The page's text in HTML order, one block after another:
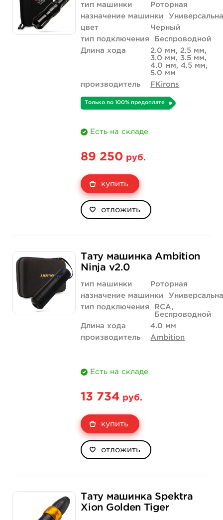
тип машинки
Роторная
назначение машинки
цвет
Черный
тип подключения
Беспроводной
Длина хода
2.0 мм, 2.5 мм,
3.0 мм, 3.5 мм,
4.0 мм, 4.5 мм,
5.0 мм
производитель
FKirons
Только по 100% предоплате
Есть на складе
89 250 руб.
купить
отложить
Тату машинка Ambition
Ninja v2.0
тип машинки
Роторная
назначение машинки
тип подключения
RCA,
Беспроводной
Длина хода
4.0 мм
производитель
Ambition
Есть на складе
13 734 руб.
купить
отложить
Тату машинка Spektra
Xion Golden Tiger